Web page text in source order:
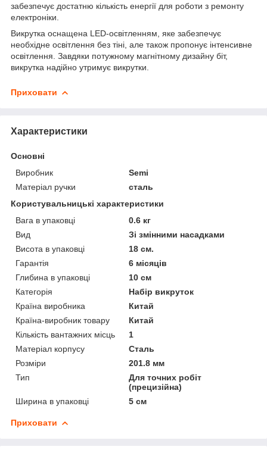
забезпечує достатню кількість енергії для роботи з ремонту
електроніки.
Викрутка оснащена LED-освітленням, яке забезпечує
необхідне освітлення без тіні, але також пропонує інтенсивне
освітлення. Завдяки потужному магнітному дизайну біт,
викрутка надійно утримує викрутки.
Приховати
Характеристики
Основні
Виробник
Semi
Матеріал ручки
сталь
Користувальницькі характеристики
Вага в упаковці
0.6 кг
Вид
Зі змінними насадками
Висота в упаковці
18 см.
Гарантія
6 місяців
Глибина в упаковці
10 см
Категорія
Набір викруток
Країна виробника
Китай
Країна-виробник товару
Китай
Кількість вантажних місць
1
Матеріал корпусу
Сталь
Розміри
201.8 мм
Тип
Для точних робіт
(прецизійна)
Ширина в упаковці
5 см
Приховати